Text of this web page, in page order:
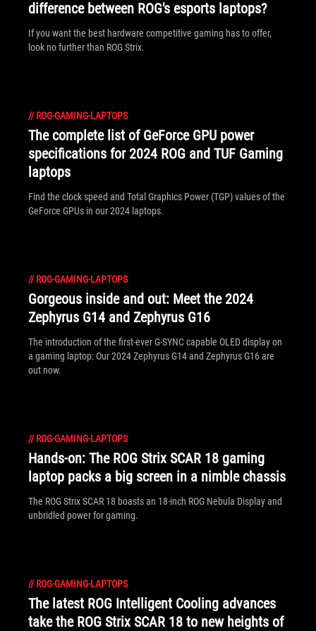
difference between ROG's esports laptops?
If you want the best hardware competitive gaming has to offer,
look no further than ROG Strix.
// ROG-GAMING-LAPTOPS
The complete list of GeForce GPU power
specifications for 2024 ROG and TUF Gaming
laptops
Find the clock speed and Total Graphics Power (TGP) values of the
GeForce GPUs in our 2024 laptops.
// ROG-GAMING-LAPTOPS
Gorgeous inside and out: Meet the 2024
Zephyrus G14 and Zephyrus G16
The introduction of the first-ever G-SYNC capable OLED display on
a gaming laptop: Our 2024 Zephyrus G14 and Zephyrus G16 are
out now.
// ROG-GAMING-LAPTOPS
Hands-on: The ROG Strix SCAR 18 gaming
laptop packs a big screen in a nimble chassis
The ROG Strix SCAR 18 boasts an 18-inch ROG Nebula Display and
unbridled power for gaming.
// ROG-GAMING-LAPTOPS
The latest ROG Intelligent Cooling advances
take the ROG Strix SCAR 18 to new heights of